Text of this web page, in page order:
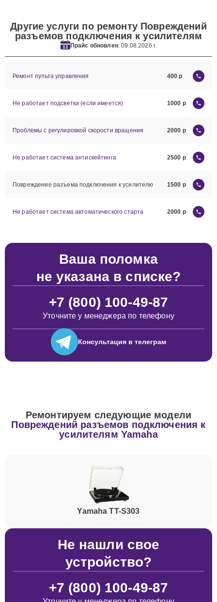
Другие услуги по ремонту Повреждений
разъемов подключения к усилителям
Прайс обновлен: 09.08.2026 г.
Ремонт пульта управления 400
Не работает подсветка (если имеется) 1000
Проблемы с регулировкой скорости вращения 2000
Не работает система антискейтинга 2500
Повреждение разъема подключения к усилителю 1500
Не работает система автоматического старта 2000
Ваша поломка
не указана в списке?
+7 (800) 100-49-87
Уточните у менеджера по телефону
Консультация в телеграм
Ремонтируем следующие модели
Повреждений разъемов подключения к
усилителям Yamaha
Yamaha TT-S303
Не нашли свое
устройство?
+7 (800) 100-49-87